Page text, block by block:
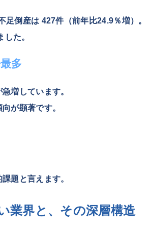
足倒産は 427件（前年比24.9％増） 。
た。
多
増しています。
向が顕著です。
題と言えます。
業界と、その深層構造